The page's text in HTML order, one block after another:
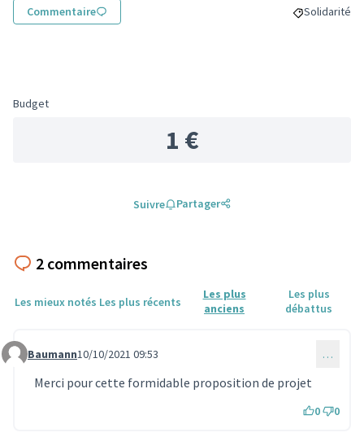
Commentaire Filtrer les
Solidarité
Budget
1 €
Suivre Partager
2 commentaires
Les mieux notés Les plus récents
Les plus
anciens
Les plus
débattus
Commentaire 356
Baumann10/10/2021 09:53 …
Merci pour cette formidable proposition de projet
0 0